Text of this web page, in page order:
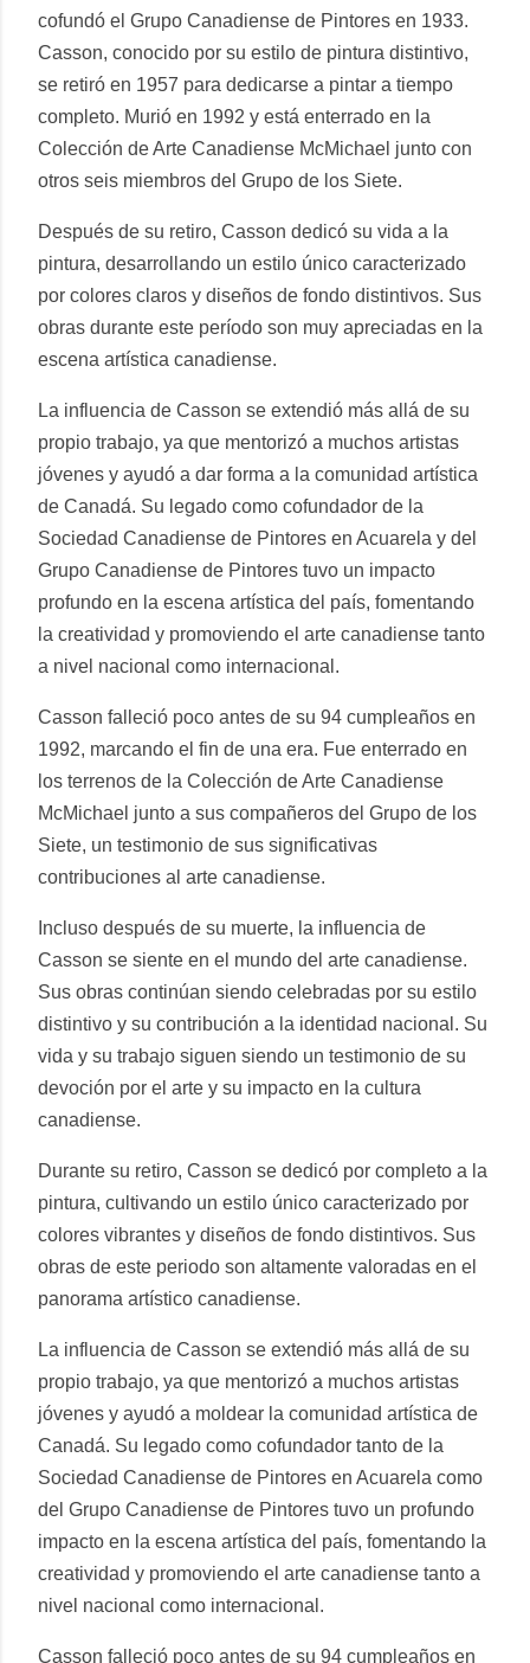
cofundó el Grupo Canadiense de Pintores en 1933.
Casson, conocido por su estilo de pintura distintivo,
se retiró en 1957 para dedicarse a pintar a tiempo
completo. Murió en 1992 y está enterrado en la
Colección de Arte Canadiense McMichael junto con
otros seis miembros del Grupo de los Siete.
Después de su retiro, Casson dedicó su vida a la
pintura, desarrollando un estilo único caracterizado
por colores claros y diseños de fondo distintivos. Sus
obras durante este período son muy apreciadas en la
escena artística canadiense.
La influencia de Casson se extendió más allá de su
propio trabajo, ya que mentorizó a muchos artistas
jóvenes y ayudó a dar forma a la comunidad artística
de Canadá. Su legado como cofundador de la
Sociedad Canadiense de Pintores en Acuarela y del
Grupo Canadiense de Pintores tuvo un impacto
profundo en la escena artística del país, fomentando
la creatividad y promoviendo el arte canadiense tanto
a nivel nacional como internacional.
Casson falleció poco antes de su 94 cumpleaños en
1992, marcando el fin de una era. Fue enterrado en
los terrenos de la Colección de Arte Canadiense
McMichael junto a sus compañeros del Grupo de los
Siete, un testimonio de sus significativas
contribuciones al arte canadiense.
Incluso después de su muerte, la influencia de
Casson se siente en el mundo del arte canadiense.
Sus obras continúan siendo celebradas por su estilo
distintivo y su contribución a la identidad nacional. Su
vida y su trabajo siguen siendo un testimonio de su
devoción por el arte y su impacto en la cultura
canadiense.
Durante su retiro, Casson se dedicó por completo a la
pintura, cultivando un estilo único caracterizado por
colores vibrantes y diseños de fondo distintivos. Sus
obras de este periodo son altamente valoradas en el
panorama artístico canadiense.
La influencia de Casson se extendió más allá de su
propio trabajo, ya que mentorizó a muchos artistas
jóvenes y ayudó a moldear la comunidad artística de
Canadá. Su legado como cofundador tanto de la
Sociedad Canadiense de Pintores en Acuarela como
del Grupo Canadiense de Pintores tuvo un profundo
impacto en la escena artística del país, fomentando la
creatividad y promoviendo el arte canadiense tanto a
nivel nacional como internacional.
Casson falleció poco antes de su 94 cumpleaños en